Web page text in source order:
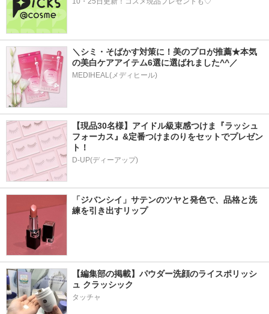
＼シミ・そばかす対策に！美のプロが推薦★本気
の美白ケアアイテム6選に選ばれました^^／
MEDIHEAL(メディヒール)
【現品30名様】アイドル級束感つけま『ラッシュ
フォーカス』&定番つけまのりをセットでプレゼン
ト！
D-UP(ディーアップ)
「ジバンシイ」サテンのツヤと発色で、品格と洗
練を引き出すリップ
【編集部の掲載】パウダー洗顔のライスポリッシ
ュ クラッシック
タッチャ